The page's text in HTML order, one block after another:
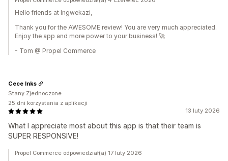
Hello friends at Ingwekazi,
Thank you for the AWESOME review! You are very much appreciated.
Enjoy the app and more power to your business! 🚀
- Tom @ Propel Commerce
13 luty 2026
What I appreciate most about this app is that their team is
SUPER RESPONSIVE!
Cece Inks
Stany Zjednoczone
25 dni korzystania z aplikacji
Propel Commerce odpowiedział(a) 17 luty 2026